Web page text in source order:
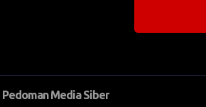
Pedoman Media Siber